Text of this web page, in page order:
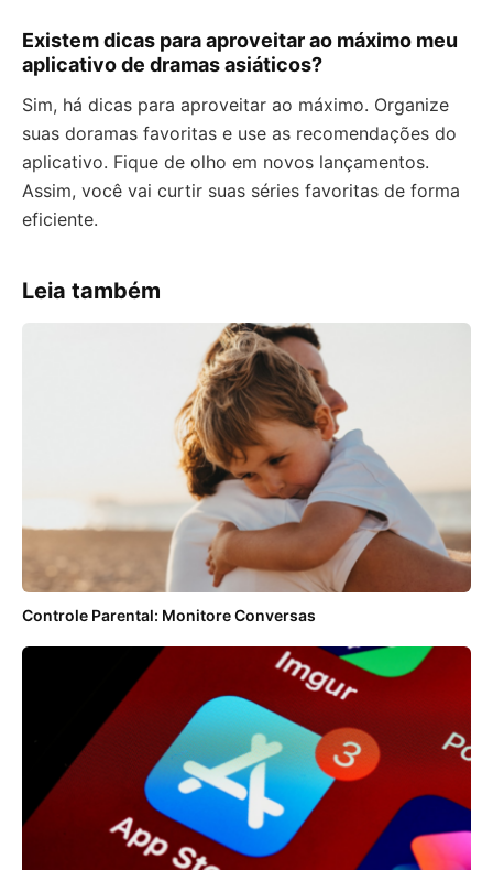
Existem dicas para aproveitar ao máximo meu
aplicativo de dramas asiáticos?
Sim, há dicas para aproveitar ao máximo. Organize
suas doramas favoritas e use as recomendações do
aplicativo. Fique de olho em novos lançamentos.
Assim, você vai curtir suas séries favoritas de forma
eficiente.
Leia também
Controle Parental: Monitore Conversas